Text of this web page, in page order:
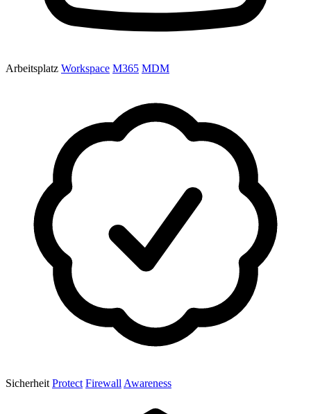
Arbeitsplatz Workspace M365 MDM
Sicherheit Protect Firewall Awareness